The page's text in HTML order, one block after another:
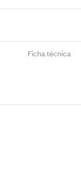
Ficha técnica